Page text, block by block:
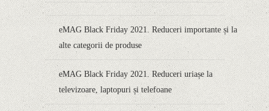
eMAG Black Friday 2021. Reduceri importante și la
alte categorii de produse
eMAG Black Friday 2021. Reduceri uriașe la
televizoare, laptopuri și telefoane